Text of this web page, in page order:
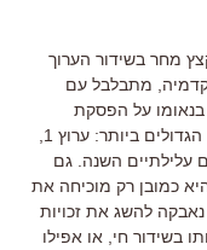
מחר בשידור הערוך
מתבלבל עם
בנאומו על הפסקת
עלילתיים השנה. גם
כמובן רק מוכיחה את
להשג את זכויות
בשידור חי, או אפילו